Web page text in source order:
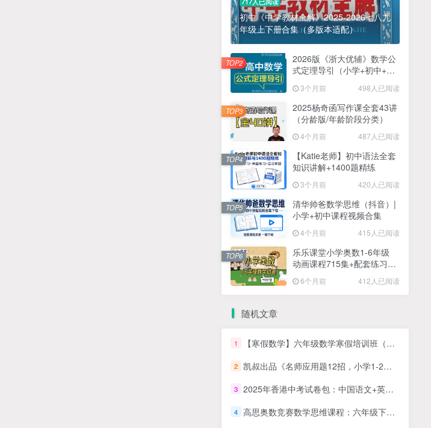
初中《中学教材全解》2025-2026七八九
年级上下册合集（多版本适配）
2026版《浙大优辅》数学公
式定理导引（小学+初中+高
3个月前 498人已阅读
TOP2
2025杨奇函写作课全套43讲
（分龄版/年龄阶段分类）
4个月前 487人已阅读
TOP3
【Katie老师】初中语法全套
知识讲解+1400题精练
3个月前 420人已阅读
TOP4
清华帅爸数学思维（抖音）|
小学+初中课程视频合集
4个月前 415人已阅读
TOP5
乐乐课堂小学奥数1-6年级
动画课程715集+配套练习册
6个月前 412人已阅读
TOP6
随机文章
1 【寒假数学】六年级数学寒假培训班（勤思在线-李士超）
2 凯叔出品《名师应用题12招，小学1-2年级应用题专题学习》MP4视频课，百度网盘下载，1，2年级应用题辅导学习课程
3 2025年香港中考试卷包：中国语文+英语+数学
4 高思奥数竞赛数学思维课程：六年级下册20讲全MP4视频+PDF课本讲义